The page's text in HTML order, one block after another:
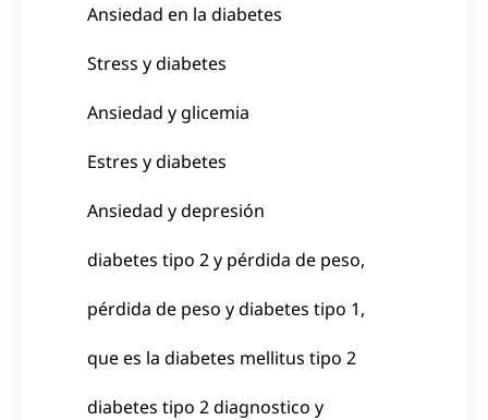
Ansiedad en la diabetes
Stress y diabetes
Ansiedad y glicemia
Estres y diabetes
Ansiedad y depresión
diabetes tipo 2 y pérdida de peso,
pérdida de peso y diabetes tipo 1,
que es la diabetes mellitus tipo 2
diabetes tipo 2 diagnostico y